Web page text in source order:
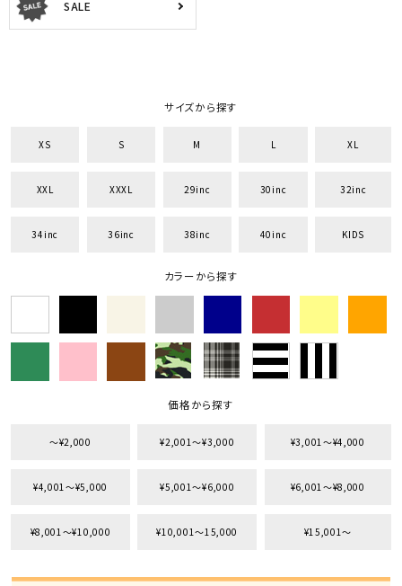
SALE
サイズから探す
XS S M L XL
XXL XXXL 29inc 30inc 32inc
34inc 36inc 38inc 40inc KIDS
カラーから探す
価格から探す
〜¥2,000 ¥2,001〜¥3,000 ¥3,001〜¥4,000
¥4,001〜¥5,000 ¥5,001〜¥6,000 ¥6,001〜¥8,000
¥8,001〜¥10,000 ¥10,001〜15,000 ¥15,001〜